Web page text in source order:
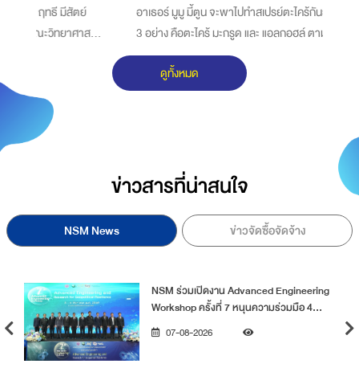
อาเธอร์ มูมู มี้ตูน จะพาไปทำสเปรย์ตะไคร้กันยุงกันค่ะ ส่วนประกอบมี
3 อย่าง คือตะไคร้ มะกรูด และ แอลกอฮล์ ตามไปดูกันเลยค่ะว่ามีขั้น
ตอนในการทำอย่างไร
ดูทั้งหมด
ข่าวสารที่น่าสนใจ
NSM News ข่าวจัดซื้อจัดจ้าง
NSM ร่วมเปิดงาน Advanced Engineering
Workshop ครั้งที่ 7 หนุนความร่วมมือ 4
สถาบันวิจัย พัฒนาเทคโนโลยีขั้นสูงเพื่อ
อนาคตประเทศไทย
07-08-2026